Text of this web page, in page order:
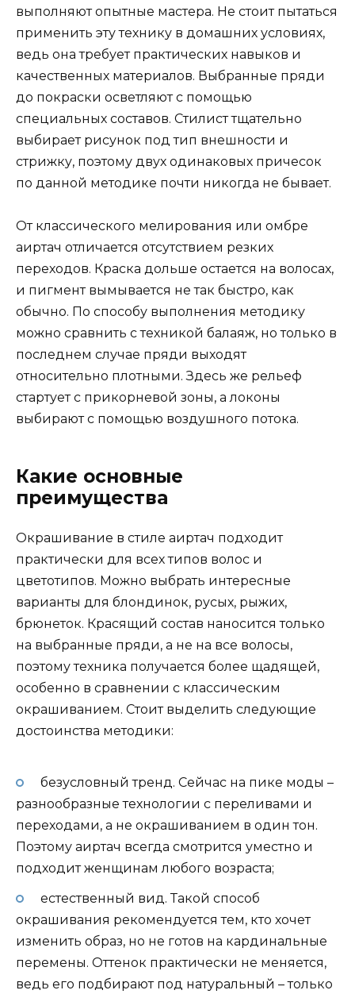
выполняют опытные мастера. Не стоит пытаться
применить эту технику в домашних условиях,
ведь она требует практических навыков и
качественных материалов. Выбранные пряди
до покраски осветляют с помощью
специальных составов. Стилист тщательно
выбирает рисунок под тип внешности и
стрижку, поэтому двух одинаковых причесок
по данной методике почти никогда не бывает.
От классического мелирования или омбре
аиртач отличается отсутствием резких
переходов. Краска дольше остается на волосах,
и пигмент вымывается не так быстро, как
обычно. По способу выполнения методику
можно сравнить с техникой балаяж, но только в
последнем случае пряди выходят
относительно плотными. Здесь же рельеф
стартует с прикорневой зоны, а локоны
выбирают с помощью воздушного потока.
Какие основные
преимущества
Окрашивание в стиле аиртач подходит
практически для всех типов волос и
цветотипов. Можно выбрать интересные
варианты для блондинок, русых, рыжих,
брюнеток. Красящий состав наносится только
на выбранные пряди, а не на все волосы,
поэтому техника получается более щадящей,
особенно в сравнении с классическим
окрашиванием. Стоит выделить следующие
достоинства методики:
безусловный тренд. Сейчас на пике моды –
разнообразные технологии с переливами и
переходами, а не окрашиванием в один тон.
Поэтому аиртач всегда смотрится уместно и
подходит женщинам любого возраста;
естественный вид. Такой способ
окрашивания рекомендуется тем, кто хочет
изменить образ, но не готов на кардинальные
перемены. Оттенок практически не меняется,
ведь его подбирают под натуральный – только